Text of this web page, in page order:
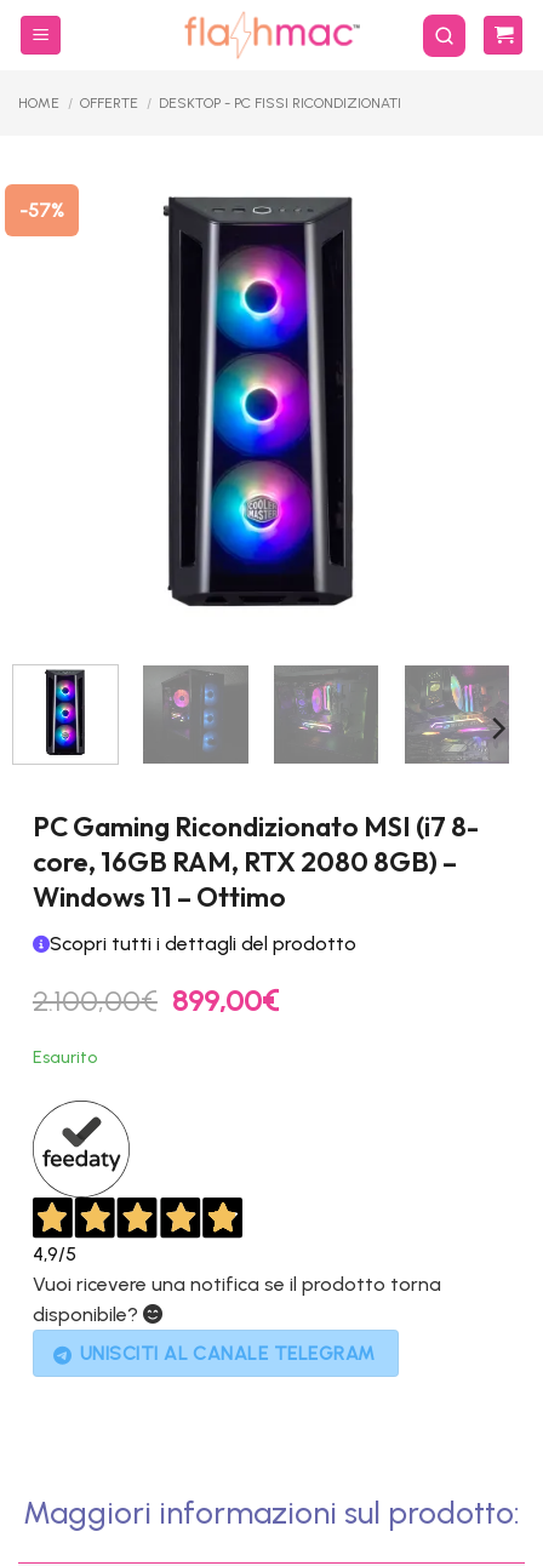
Salta
HOME / OFFERTE / DESKTOP - PC FISSI RICONDIZIONATI
-57%
PC Gaming Ricondizionato MSI (i7 8-
core, 16GB RAM, RTX 2080 8GB) –
Windows 11 – Ottimo
Scopri tutti i dettagli del prodotto
2.100,00€ Il
prezzo
899,00€Il
Esaurito
4,9/5
Vuoi ricevere una notifica se il prodotto torna
disponibile?
UNISCITI AL CANALE TELEGRAM
Maggiori informazioni sul prodotto: